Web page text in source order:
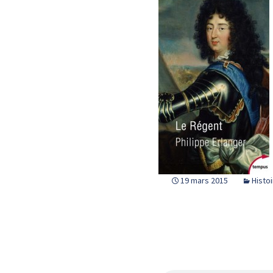
19 mars 2015